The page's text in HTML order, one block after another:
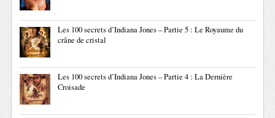
Les 100 secrets d’Indiana Jones – Partie 5 : Le Royaume du
crâne de cristal
Les 100 secrets d’Indiana Jones – Partie 4 : La Dernière
Croisade